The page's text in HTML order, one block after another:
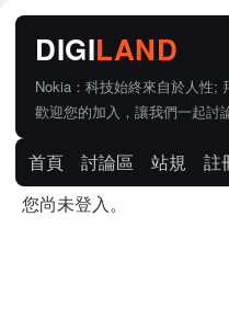
Nokia：科技始終來自於人性;
歡迎您的加入，讓我們一起討
首頁 討論區 站規 註
您尚未登入。